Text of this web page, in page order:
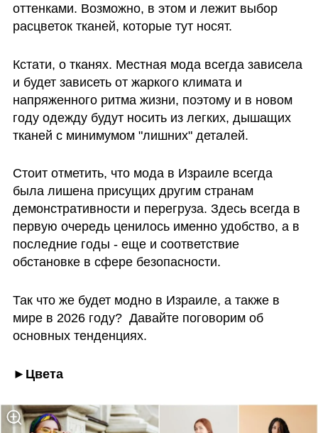
оттенками. Возможно, в этом и лежит выбор
расцветок тканей, которые тут носят.
Кстати, о тканях. Местная мода всегда зависела
и будет зависеть от жаркого климата и
напряженного ритма жизни, поэтому и в новом
году одежду будут носить из легких, дышащих
тканей с минимумом "лишних" деталей.
Стоит отметить, что мода в Израиле всегда
была лишена присущих другим странам
демонстративности и перегруза. Здесь всегда в
первую очередь ценилось именно удобство, а в
последние годы - еще и соответствие
обстановке в сфере безопасности.
Так что же будет модно в Израиле, а также в
мире в 2026 году?  Давайте поговорим об
основных тенденциях.
►Цвета